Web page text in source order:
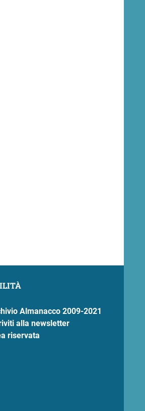
Almanacco 2009-2021
alla newsletter
riservata